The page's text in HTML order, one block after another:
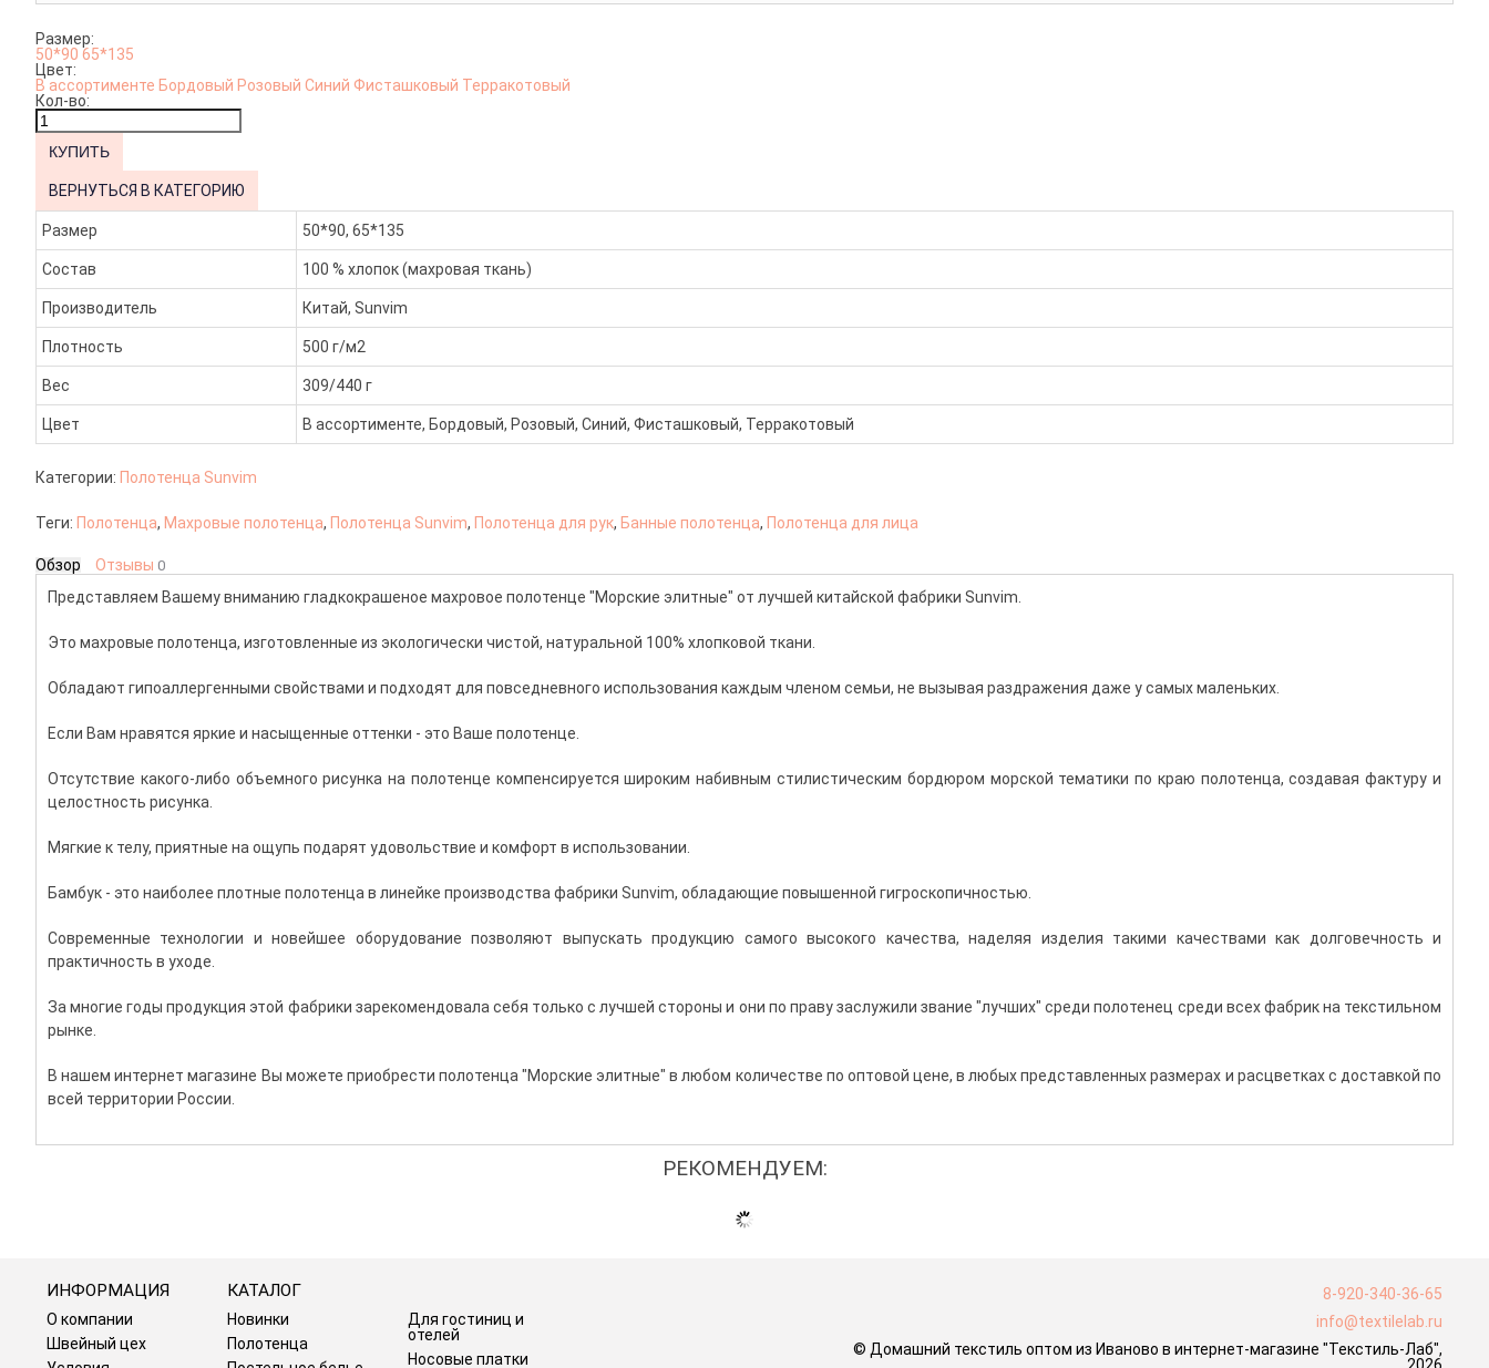
Размер:
50*90 65*135
Цвет:
В ассортименте Бордовый Розовый Синий Фисташковый Терракотовый
Кол-во:
ВЕРНУТЬСЯ В КАТЕГОРИЮ
Размер 50*90, 65*135
Состав 100 % хлопок (махровая ткань)
Производитель Китай, Sunvim
Плотность 500 г/м2
Вес 309/440 г
Цвет В ассортименте, Бордовый, Розовый, Синий, Фисташковый, Терракотовый
Категории: Полотенца Sunvim
Теги: Полотенца, Махровые полотенца, Полотенца Sunvim, Полотенца для рук, Банные полотенца, Полотенца для лица
Обзор Отзывы 0
Представляем Вашему вниманию гладкокрашеное махровое полотенце "Морские элитные" от лучшей китайской фабрики Sunvim.
Это махровые полотенца, изготовленные из экологически чистой, натуральной 100% хлопковой ткани.
Обладают гипоаллергенными свойствами и подходят для повседневного использования каждым членом семьи, не вызывая раздражения даже у самых маленьких.
Если Вам нравятся яркие и насыщенные оттенки - это Ваше полотенце.
Отсутствие какого-либо объемного рисунка на полотенце компенсируется широким набивным стилистическим бордюром морской тематики по краю полотенца, создавая фактуру и
целостность рисунка.
Мягкие к телу, приятные на ощупь подарят удовольствие и комфорт в использовании.
Бамбук - это наиболее плотные полотенца в линейке производства фабрики Sunvim, обладающие повышенной гигроскопичностью.
Современные технологии и новейшее оборудование позволяют выпускать продукцию самого высокого качества, наделяя изделия такими качествами как долговечность и
практичность в уходе.
За многие годы продукция этой фабрики зарекомендовала себя только с лучшей стороны и они по праву заслужили звание "лучших" среди полотенец среди всех фабрик на текстильном
рынке.
В нашем интернет магазине Вы можете приобрести полотенца "Морские элитные" в любом количестве по оптовой цене, в любых представленных размерах и расцветках с доставкой по
всей территории России.
РЕКОМЕНДУЕМ:
ИНФОРМАЦИЯ
О компании
Швейный цех
КАТАЛОГ
Новинки
Полотенца
Для гостиниц и
отелей
Носовые платки
8-920-340-36-65
info@textilelab.ru
© Домашний текстиль оптом из Иваново в интернет-магазине "Текстиль-Лаб",